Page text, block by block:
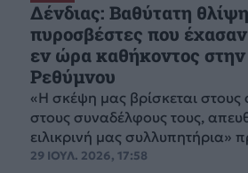
Δένδιας: Βαθύτατη
πυροσβέστες που
εν ώρα καθήκοντος
Ρεθύμνου
«Η σκέψη μας βρίσκεται στους
στους συναδέλφους τους,
ειλικρινή μας
29 ΙΟΥΛ. 2026, 17:58